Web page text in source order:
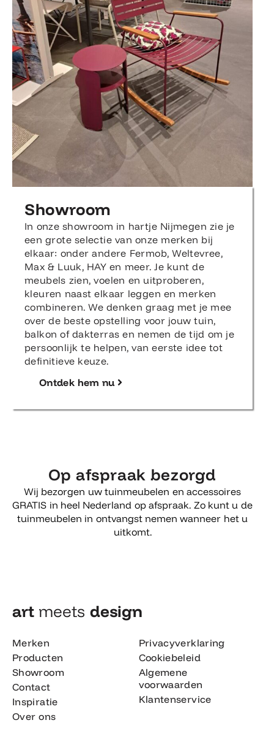
Showroom
In onze showroom in hartje Nijmegen zie je
een grote selectie van onze merken bij
elkaar: onder andere Fermob, Weltevree,
Max & Luuk, HAY en meer. Je kunt de
meubels zien, voelen en uitproberen,
kleuren naast elkaar leggen en merken
combineren. We denken graag met je mee
over de beste opstelling voor jouw tuin,
balkon of dakterras en nemen de tijd om je
persoonlijk te helpen, van eerste idee tot
definitieve keuze.
Ontdek hem nu
Op afspraak bezorgd
Wij bezorgen uw tuinmeubelen en accessoires
GRATIS in heel Nederland op afspraak. Zo kunt u de
tuinmeubelen in ontvangst nemen wanneer het u
uitkomt.
art meets design​
Merken
Producten
Showroom
Contact
Inspiratie
Over ons
Privacyverklaring
Cookiebeleid
Algemene
voorwaarden
Klantenservice